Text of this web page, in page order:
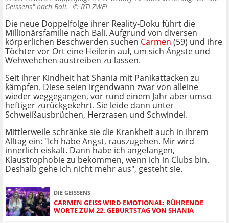
Geissens" nach Bali. © RTLZWEI
Die neue Doppelfolge ihrer Reality-Doku führt die
Millionärsfamilie nach Bali. Aufgrund von diversen
körperlichen Beschwerden suchen Carmen (59) und ihre
Töchter vor Ort eine Heilerin auf, um sich Ängste und
Wehwehchen austreiben zu lassen.
Seit ihrer Kindheit hat Shania mit Panikattacken zu
kämpfen. Diese seien irgendwann zwar von alleine
wieder weggegangen, vor rund einem Jahr aber umso
heftiger zurückgekehrt. Sie leide dann unter
Schweißausbrüchen, Herzrasen und Schwindel.
Mittlerweile schränke sie die Krankheit auch in ihrem
Alltag ein: "Ich habe Angst, rauszugehen. Mir wird
innerlich eiskalt. Dann habe ich angefangen,
Klaustrophobie zu bekommen, wenn ich in Clubs bin.
Deshalb gehe ich nicht mehr aus", gesteht sie.
DIE GEISSENS
CARMEN GEISS WIRD EMOTIONAL: RÜHRENDE
WORTE ZUM 22. GEBURTSTAG VON SHANIA